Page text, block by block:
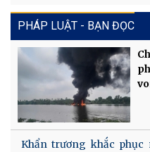
PHÁP LUẬT - BẠN ĐỌC
Khẩn trương khắc phục